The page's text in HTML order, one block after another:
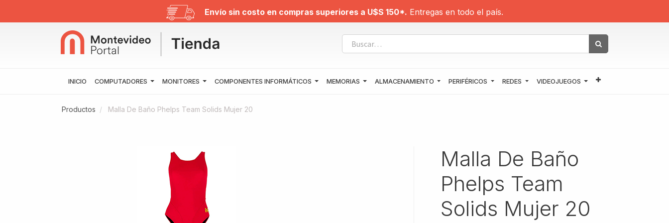
Envío sin costo en compras superiores a U$S 150*. Entregas en todo el país.
INICIO COMPUTADORES MONITORES COMPONENTES INFORMÁTICOS MEMORIAS ALMACENAMIENTO PERIFÉRICOS REDES VIDEOJUEGOS
Productos Malla De Baño Phelps Team Solids Mujer 20
Malla De Baño
Phelps Team
Solids Mujer 20